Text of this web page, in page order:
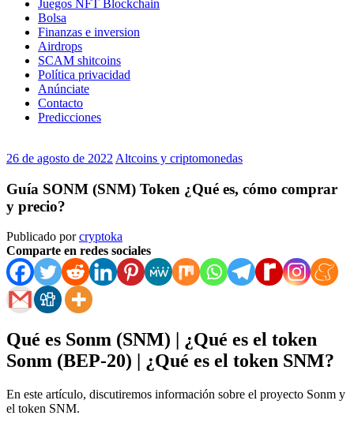
Juegos NFT Blockchain
Bolsa
Finanzas e inversion
Airdrops
SCAM shitcoins
Política privacidad
Anúnciate
Contacto
Predicciones
26 de agosto de 2022 Altcoins y criptomonedas
Guía SONM (SNM) Token ¿Qué es, cómo comprar
y precio?
Publicado porcryptoka
Comparte en redes sociales
Qué es Sonm (SNM) | ¿Qué es el token
Sonm (BEP-20) | ¿Qué es el token SNM?
En este artículo, discutiremos información sobre el proyecto Sonm y
el token SNM.